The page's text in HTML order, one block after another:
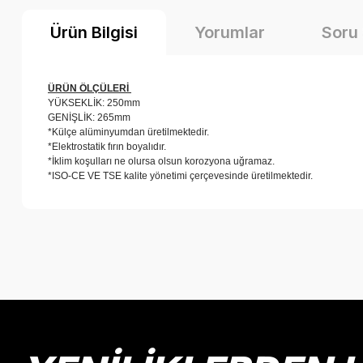
Ürün Bilgisi Yorumlar Soru
ÜRÜN ÖLÇÜLERİ
YÜKSEKLİK: 250mm
GENİŞLİK: 265mm
*Külçe alüminyumdan üretilmektedir.
*Elektrostatik fırın boyalıdır.
*İklim koşulları ne olursa olsun korozyona uğramaz.
*ISO-CE VE TSE kalite yönetimi çerçevesinde üretilmektedir.
Ürün resmi kalitesiz, bozuk veya görüntülenemiyor.